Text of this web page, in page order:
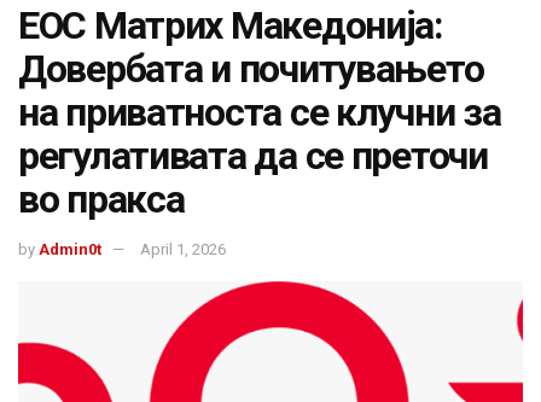
ЕОС Матрих Македонија:
Довербата и почитувањето
на приватноста се клучни за
регулативата да се преточи
во пракса
by Admin0t April 1, 2026